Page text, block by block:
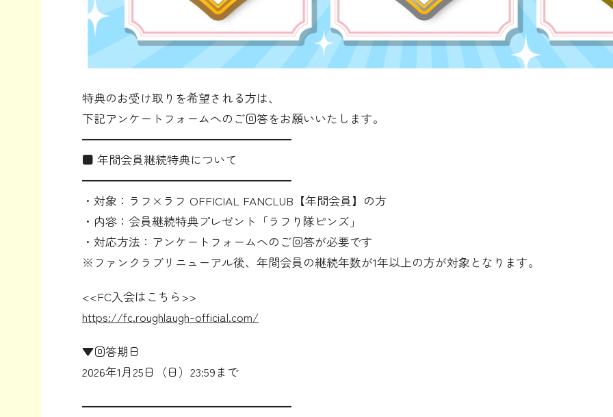
特典のお受け取りを希望される方は、
下記アンケートフォームへのご回答をお願いいたします。
━━━━━━━━━━━━━━━━━━
■ 年間会員継続特典について
━━━━━━━━━━━━━━━━━━
・対象：ラフ×ラフ OFFICIAL FANCLUB【年間会員】の方
・内容：会員継続特典プレゼント「ラフり隊ピンズ」
・対応方法：アンケートフォームへのご回答が必要です
※ファンクラブリニューアル後、年間会員の継続年数が1年以上の方が対象となります。
<<FC入会はこちら>>
https://fc.roughlaugh-official.com/
▼回答期日
2026年1月25日（日）23:59まで
━━━━━━━━━━━━━━━━━━